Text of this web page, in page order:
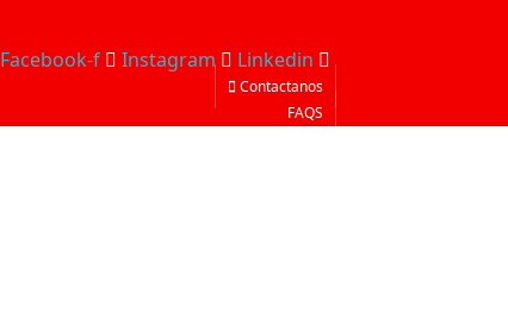
Facebook-f Instagram Linkedin
Contactanos
FAQS